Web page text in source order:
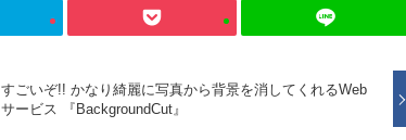
すごいぞ!! かなり綺麗に写真から背景を消してくれるWeb
サービス 『BackgroundCut』